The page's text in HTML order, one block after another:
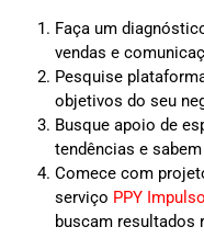
Faça um
vendas e
Pesquise
objetivos do seu
Busque apoio de
tendências e
Comece com
serviço PPY Impulso
buscam resultados